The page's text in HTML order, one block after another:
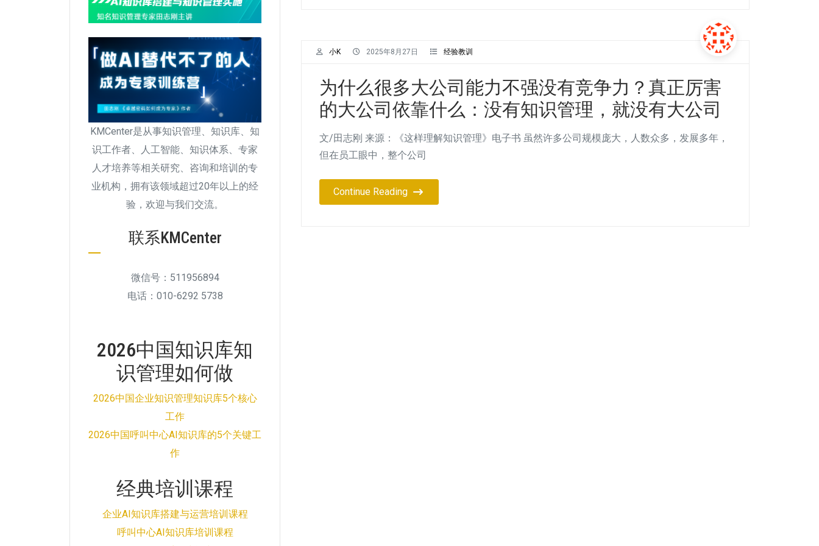
小K 2025年8月27日 经验教训
为什么很多大公司能力不强没有竞争力？真正厉害
的大公司依靠什么：没有知识管理，就没有大公司
文/田志刚 来源：《这样理解知识管理》电子书 虽然许多公司规模庞大，人数众多，发展多年，
但在员工眼中，整个公司
Continue Reading
KMCenter是从事知识管理、知识库、知
识工作者、人工智能、知识体系、专家
人才培养等相关研究、咨询和培训的专
业机构，拥有该领域超过20年以上的经
验，欢迎与我们交流。
联系KMCenter
微信号：511956894
电话：010-6292 5738
2026中国知识库知
识管理如何做
2026中国企业知识管理知识库5个核心
工作
2026中国呼叫中心AI知识库的5个关键工
作
经典培训课程
企业AI知识库搭建与运营培训课程
呼叫中心AI知识库培训课程